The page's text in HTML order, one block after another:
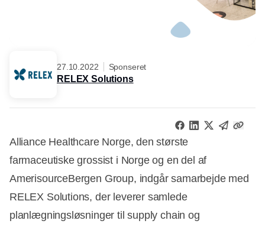
27.10.2022 Sponseret
RELEX Solutions
Alliance Healthcare Norge, den største
farmaceutiske grossist i Norge og en del af
AmerisourceBergen Group, indgår samarbejde med
RELEX Solutions, der leverer samlede
planlægningsløsninger til supply chain og